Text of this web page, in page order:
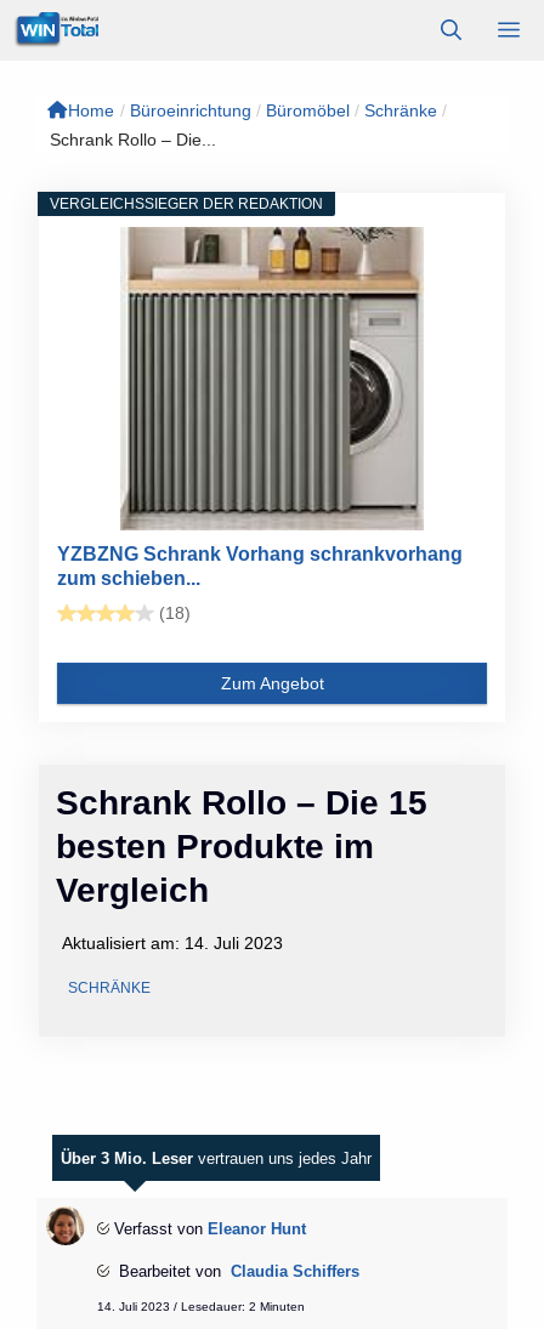
Zum
Inhalt
Home / Büroeinrichtung / Büromöbel / Schränke /
Schrank Rollo – Die...
Schrank Rollo – Die 15
besten Produkte im
Vergleich
Aktualisiert am: 14. Juli 2023
SCHRÄNKE
VERGLEICHSSIEGER DER REDAKTION
YZBZNG Schrank Vorhang schrankvorhang
zum schieben...
(18)
Zum Angebot
Über 3 Mio. Leser vertrauen uns jedes Jahr
Verfasst von Eleanor Hunt
Bearbeitet von Claudia Schiffers
14. Juli 2023 / Lesedauer: 2 Minuten